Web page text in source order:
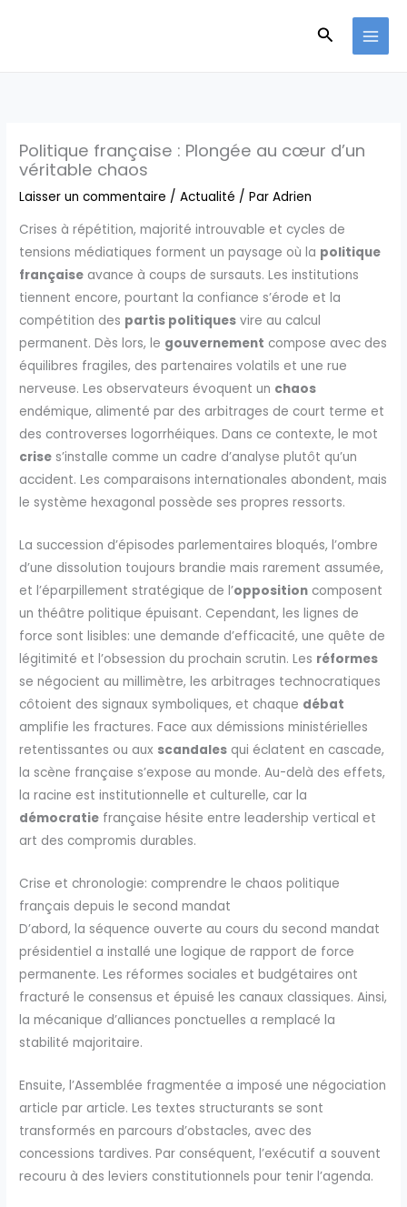
Politique française : Plongée au cœur d’un
véritable chaos
Laisser un commentaire /Actualité / ParAdrien
Crises à répétition, majorité introuvable et cycles de
tensions médiatiques forment un paysage où la politique
française avance à coups de sursauts. Les institutions
tiennent encore, pourtant la confiance s’érode et la
compétition des partis politiques vire au calcul
permanent. Dès lors, le gouvernement compose avec des
équilibres fragiles, des partenaires volatils et une rue
nerveuse. Les observateurs évoquent un chaos
endémique, alimenté par des arbitrages de court terme et
des controverses logorrhéiques. Dans ce contexte, le mot
crise s’installe comme un cadre d’analyse plutôt qu’un
accident. Les comparaisons internationales abondent, mais
le système hexagonal possède ses propres ressorts.
La succession d’épisodes parlementaires bloqués, l’ombre
d’une dissolution toujours brandie mais rarement assumée,
et l’éparpillement stratégique de l’opposition composent
un théâtre politique épuisant. Cependant, les lignes de
force sont lisibles: une demande d’efficacité, une quête de
légitimité et l’obsession du prochain scrutin. Les réformes
se négocient au millimètre, les arbitrages technocratiques
côtoient des signaux symboliques, et chaque débat
amplifie les fractures. Face aux démissions ministérielles
retentissantes ou aux scandales qui éclatent en cascade,
la scène française s’expose au monde. Au-delà des effets,
la racine est institutionnelle et culturelle, car la
démocratie française hésite entre leadership vertical et
art des compromis durables.
Crise et chronologie: comprendre le chaos politique
français depuis le second mandat
D’abord, la séquence ouverte au cours du second mandat
présidentiel a installé une logique de rapport de force
permanente. Les réformes sociales et budgétaires ont
fracturé le consensus et épuisé les canaux classiques. Ainsi,
la mécanique d’alliances ponctuelles a remplacé la
stabilité majoritaire.
Ensuite, l’Assemblée fragmentée a imposé une négociation
article par article. Les textes structurants se sont
transformés en parcours d’obstacles, avec des
concessions tardives. Par conséquent, l’exécutif a souvent
recouru à des leviers constitutionnels pour tenir l’agenda.